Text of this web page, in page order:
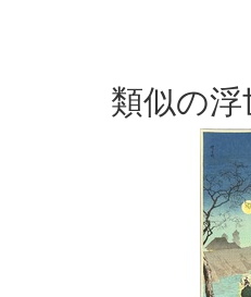
類似の